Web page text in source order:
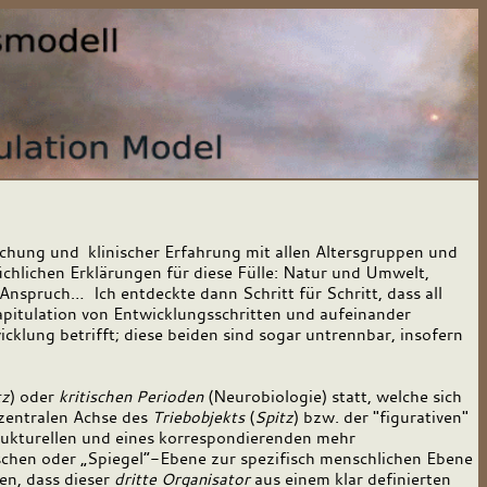
und klinischer Erfahrung mit allen Altersgruppen und
Erklärungen für diese Fülle: Natur und Umwelt,
Ich entdeckte dann Schritt für Schritt, dass all
von Entwicklungsschritten und aufeinander
betrifft; diese beiden sind sogar untrennbar, insofern
) oder kritischen Perioden(Neurobiologie) statt, welche sich
Achse des Triebobjekts(Spitz) bzw. der "figurativen"
und eines korrespondierenden mehr
oder „Spiegel“-Ebene zur spezifisch menschlichen Ebene
dass dieser dritte Organisatoraus einem klar definierten